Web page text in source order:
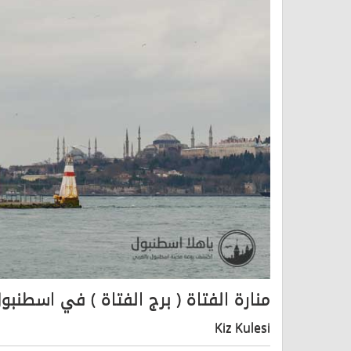
منارة الفتاة ( برج الفتاة ) في
Kiz Kulesi